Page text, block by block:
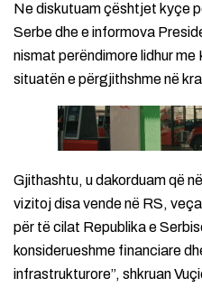
Ne diskutuam çështjet kyçe
Serbe dhe e informova
nismat perëndimore lidhur
situatën e përgjithshme në
Gjithashtu, u dakorduam që
vizitoj disa vende në RS,
për të cilat Republika e
konsiderueshme financiare
infrastrukturore”, shkruan